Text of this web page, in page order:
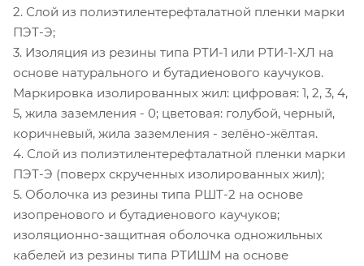
2. Слой из полиэтилентерефталатной пленки марки
ПЭТ-Э;
3. Изоляция из резины типа РТИ-1 или РТИ-1-ХЛ на
основе натурального и бутадиенового каучуков.
Маркировка изолированных жил: цифровая: 1, 2, 3, 4,
5, жила заземления - 0; цветовая: голубой, черный,
коричневый, жила заземления - зелёно-жёлтая.
4. Слой из полиэтилентерефталатной пленки марки
ПЭТ-Э (поверх скрученных изолированных жил);
5. Оболочка из резины типа РШТ-2 на основе
изопренового и бутадиенового каучуков;
изоляционно-защитная оболочка одножильных
кабелей из резины типа РТИШМ на основе